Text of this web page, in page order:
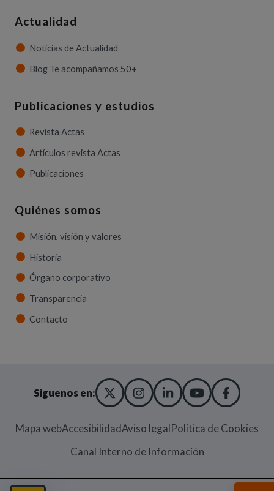
Actualidad
Noticias de Actualidad
Blog Te acompañamos 50+
Publicaciones y estudios
Revista Actas
Artículos revista Actas
Publicaciones
Quiénes somos
Misión, visión y valores
Historia
Órgano corporativo
Transparencia
Contacto
Siguenos en: X TWITTER
(ABRE EN NUEVA
INSTAGRAM
(ABRE EN NUEVA
LINKEDIN
(ABRE EN
YOUTUBE
(ABRE EN
Mapa webAccesibilidadAviso legalPolítica de Cookies
Canal Interno de Información(Abre en